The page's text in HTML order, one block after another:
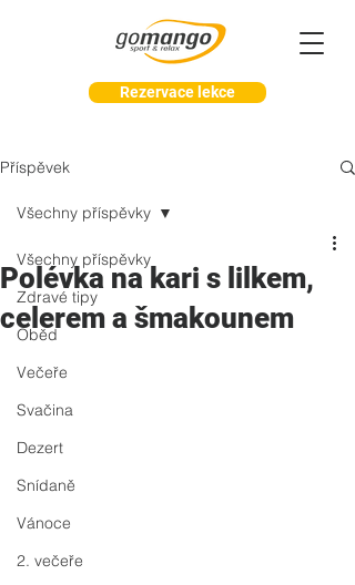
Rezervace lekce
Příspěvek
Všechny příspěvky
Zdravé tipy
Oběd
Večeře
Svačina
Dezert
Snídaně
Vánoce
2. večeře
Všechny příspěvky
Polévka na kari s lilkem,
celerem a šmakounem